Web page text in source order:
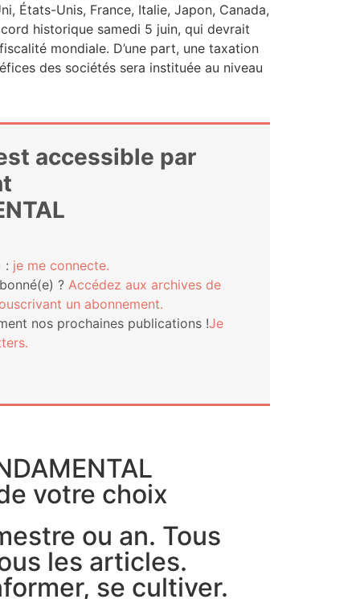
États-Unis, France, Ita­lie, Japon, Cana­da,
his­to­rique same­di 5 juin, qui devrait
mon­diale. D’une part, une taxa­tion
des socié­tés sera ins­ti­tuée au niveau
accessible par
: je me connecte.
? Accé­dez aux archives de
un abonnement.
nos pro­chaines publi­ca­tions !Je
votre choix
ou an. Tous
les articles.
se cultiver.